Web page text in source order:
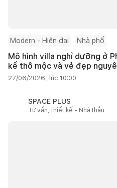
Modern - Hiện đại Nhà phố
Mô hình villa nghỉ dưỡng ở
kế thô mộc và vẻ đẹp
27/06/2026, lúc 10:00
SPACE PLUS
Tư vấn, thiết kế - Nhà thầu